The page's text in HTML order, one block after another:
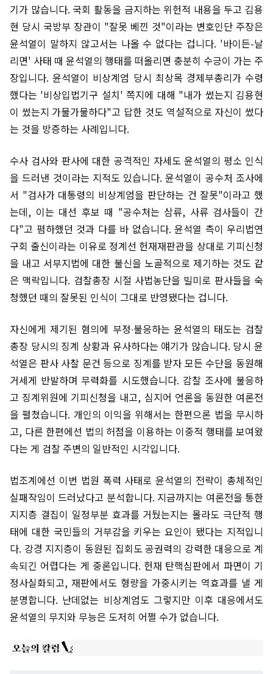
기가 많습니다. 국회 활동을 금지하는 위헌적 내용을 두고 김용
현 당시 국방부 장관이 "잘못 베낀 것"이라는 변호인단 주장은
윤석열이 말하지 않고서는 나올 수 없다는 겁니다. '바이든-날
리면' 사태 때 윤석열의 행태를 떠올리면 충분히 수긍이 가는 주
장입니다. 윤석열이 비상계엄 당시 최상목 경제부총리가 수령
했다는 '비상입법기구 설치' 쪽지에 대해 "내가 썼는지 김용현
이 썼는지 가물가물하다"고 답한 것도 역설적으로 자신이 썼다
는 것을 방증하는 사례입니다.
수사 검사와 판사에 대한 공격적인 자세도 윤석열의 평소 인식
을 드러낸 것이라는 지적도 있습니다. 윤석열이 공수처 조사에
서 "검사가 대통령의 비상계엄을 판단하는 건 잘못"이라고 했
는데, 이는 대선 후보 때 "공수처는 삼류, 사류 검사들이 간
다"고 폄하했던 것과 다를 바 없습니다. 윤석열 측이 우리법연
구회 출신이라는 이유로 정계선 헌재재판관을 상대로 기피신청
을 내고 서부지법에 대한 불신을 노골적으로 제기하는 것도 같
은 맥락입니다. 검찰총장 시절 사법농단을 빌미로 판사들을 숙
청했던 때의 잘못된 인식이 그대로 반영됐다는 겁니다.
자신에게 제기된 혐의에 부정∙불응하는 윤석열의 태도는 검찰
총장 당시의 징계 상황과 유사하다는 얘기가 많습니다. 당시 윤
석열은 판사 사찰 문건 등으로 징계를 받자 모든 수단을 동원해
거세게 반발하며 무력화를 시도했습니다. 감찰 조사에 불응하
고 징계위원에 기피신청을 내고, 심지어 언론을 동원한 여론전
을 펼쳤습니다. 개인의 이익을 위해서는 한편으론 법을 무시하
고, 다른 한편에선 법의 허점을 이용하는 이중적 행태를 보여왔
다는 게 검찰 주변의 일반적인 시각입니다.
법조계에선 이번 법원 폭력 사태로 윤석열의 전략이 총체적인
실패작임이 드러났다고 분석합니다. 지금까지는 여론전을 통한
지지층 결집이 일정부분 효과를 거뒀는지는 몰라도 극단적 행
태에 대한 국민들의 거부감을 키우는 요인이 됐다는 지적입니
다. 강경 지지층이 동원된 집회도 공권력의 강력한 대응으로 계
속되긴 어렵다는 게 중론입니다. 헌재 탄핵심판에서 파면이 기
정사실화되고, 재판에서도 형량을 가중시키는 역효과를 낼 게
분명합니다. 난데없는 비상계엄도 그렇지만 이후 대응에서도
윤석열의 무지와 무능은 도저히 어쩔 수가 없습니다.